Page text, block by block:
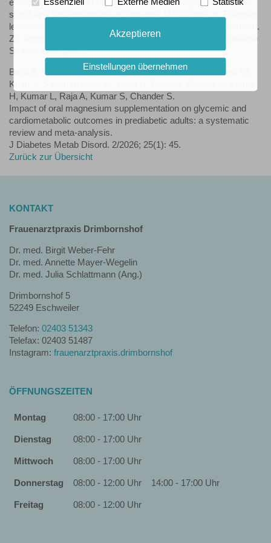
erwies sich als sicher und gut verträglich. Magnesium könnte
somit eine kostengünstige ergänzende Maßnahme im Rahmen
lebensstilbasierter Strategien zur Diabetesprävention darstellen.
Zur endgültigen Bewertung sind jedoch größere, standardisierte
Studien erforderlich.
Basit A, Kumar S, Ahmed H, Babar R, Saeed SS, Siddiqui TA,
Khan S, Saeed A, Khan M, Hanif H, Fasih A, Shabbir S, Kumar
H, Kumar L, Raja A, Kumar S, Chander S.
Impact of oral magnesium supplementation on glycemic and
cardiometabolic outcomes in prediabetic adults: a systematic
review and meta-analysis.
J Diabetes Metab Disord. 2/2026; 25(1): 45.
Zurück zur Übersicht
KONTAKT
Frauenarztpraxis Drimbornshof
Dr. med. Birgit Weber-Fehr
Dr. med. Annette Mayer-Wegelin
Dr. med. Julia Schlattmann (Ang.)
Drimbornshof 5
52249 Eschweiler
Telefon: 02403 51343
Telefax: 02403 51487
Instagram: frauenarztpraxis.drimbornshof
ÖFFNUNGSZEITEN
Montag 08:00 - 17:00 Uhr
Dienstag 08:00 - 17:00 Uhr
Mittwoch 08:00 - 17:00 Uhr
Donnerstag 08:00 - 12:00 Uhr 14:00 - 17:00 Uhr
Freitag 08:00 - 12:00 Uhr
Essenziell Externe Medien Statistik
Akzeptieren
Einstellungen übernehmen